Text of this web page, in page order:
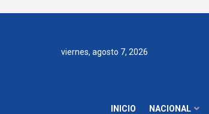
viernes, agosto 7, 2026
INICIO NACIONAL